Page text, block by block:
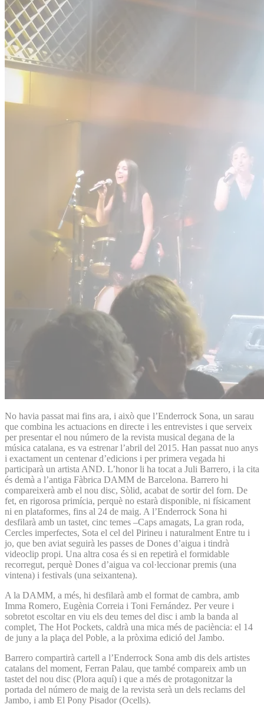
No havia passat mai fins ara, i això que l’Enderrock Sona, un sarau
que combina les actuacions en directe i les entrevistes i que serveix
per presentar el nou número de la revista musical degana de la
música catalana, es va estrenar l’abril del 2015. Han passat nuo anys
i exactament un centenar d’edicions i per primera vegada hi
participarà un artista AND. L’honor li ha tocat a Juli Barrero, i la cita
és demà a l’antiga Fàbrica DAMM de Barcelona. Barrero hi
compareixerà amb el nou disc, Sòlid, acabat de sortir del forn. De
fet, en rigorosa primícia, perquè no estarà disponible, ni físicament
ni en plataformes, fins al 24 de maig. A l’Enderrock Sona hi
desfilarà amb un tastet, cinc temes –Caps amagats, La gran roda,
Cercles imperfectes, Sota el cel del Pirineu i naturalment Entre tu i
jo, que ben aviat seguirà les passes de Dones d’aigua i tindrà
videoclip propi. Una altra cosa és si en repetirà el formidable
recorregut, perquè Dones d’aigua va col·leccionar premis (una
vintena) i festivals (una seixantena).
A la DAMM, a més, hi desfilarà amb el format de cambra, amb
Imma Romero, Eugènia Correia i Toni Fernández. Per veure i
sobretot escoltar en viu els deu temes del disc i amb la banda al
complet, The Hot Pockets, caldrà una mica més de paciència: el 14
de juny a la plaça del Poble, a la pròxima edició del Jambo.
Barrero compartirà cartell a l’Enderrock Sona amb dis dels artistes
catalans del moment, Ferran Palau, que també compareix amb un
tastet del nou disc (Plora aquí) i que a més de protagonitzar la
portada del número de maig de la revista serà un dels reclams del
Jambo, i amb El Pony Pisador (Ocells).